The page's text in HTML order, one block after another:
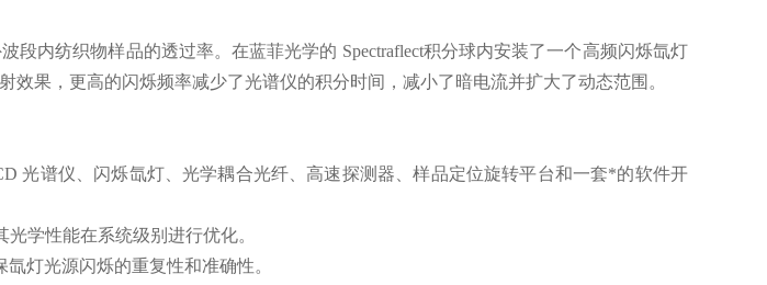
段内纺织物样品的透过率。在蓝菲光学的 Spectraflect积分球内安装了一个高频闪烁氙灯
效果，更高的闪烁频率减少了光谱仪的积分时间，减小了暗电流并扩大了动态范围。
光谱仪、闪烁氙灯、光学耦合光纤、高速探测器、样品定位旋转平台和一套*的软件开
学性能在系统级别进行优化。
灯光源闪烁的重复性和准确性。